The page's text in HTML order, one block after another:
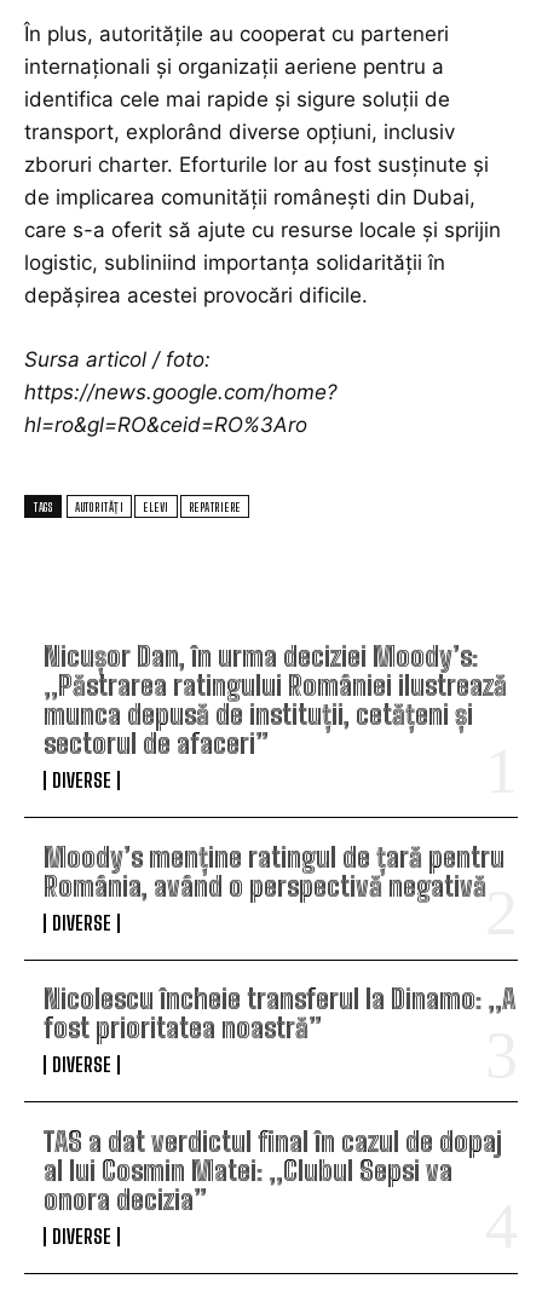
Nicușor Dan, în urma deciziei Moody’s:
„Păstrarea ratingului României ilustrează
munca depusă de instituții, cetățeni și
sectorul de afaceri”
DIVERSE
Moody’s menține ratingul de țară pentru
România, având o perspectivă negativă
DIVERSE
Nicolescu încheie transferul la Dinamo: „A
fost prioritatea noastră”
DIVERSE
TAS a dat verdictul final în cazul de dopaj
al lui Cosmin Matei: „Clubul Sepsi va
onora decizia”
DIVERSE
În plus, autoritățile au cooperat cu parteneri
internaționali și organizații aeriene pentru a
identifica cele mai rapide și sigure soluții de
transport, explorând diverse opțiuni, inclusiv
zboruri charter. Eforturile lor au fost susținute și
de implicarea comunității românești din Dubai,
care s-a oferit să ajute cu resurse locale și sprijin
logistic, subliniind importanța solidarității în
depășirea acestei provocări dificile.
Sursa articol / foto:
https://news.google.com/home?
hl=ro&gl=RO&ceid=RO%3Aro
TAGS AUTORITĂȚI ELEVI REPATRIERE